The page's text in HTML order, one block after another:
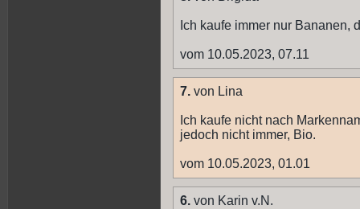
Ich kaufe immer nur Bananen,
vom 10.05.2023, 07.11
7. von Lina
Ich kaufe nicht nach
jedoch nicht immer, Bio.
vom 10.05.2023, 01.01
6. von Karin v.N.